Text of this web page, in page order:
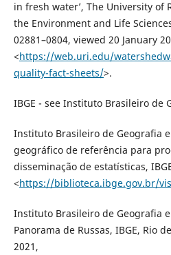
in fresh water’, The University of
the Environment and Life
02881–0804, viewed 20 January
<https://web.uri.edu/
quality-fact-sheets/>.
IBGE - see Instituto Brasileiro de
Instituto Brasileiro de Geografia
geográfico de referência para
disseminação de estatísticas,
<https://biblioteca.ibge.gov.br/
Instituto Brasileiro de Geografia
Panorama de Russas, IBGE, Rio
2021,